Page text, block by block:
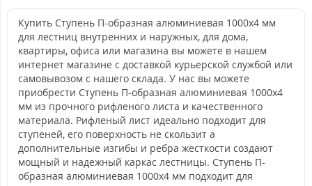
Купить Ступень П-образная алюминиевая 1000x4 мм
для лестниц внутренних и наружных, для дома,
квартиры, офиса или магазина вы можете в нашем
интернет магазине с доставкой курьерской службой или
самовывозом с нашего склада. У нас вы можете
приобрести Ступень П-образная алюминиевая 1000x4
мм из прочного рифленого листа и качественного
материала. Рифленый лист идеально подходит для
ступеней, его поверхность не скользит а
дополнительные изгибы и ребра жесткости создают
мощный и надежный каркас лестницы. Ступень П-
образная алюминиевая 1000x4 мм подходит для